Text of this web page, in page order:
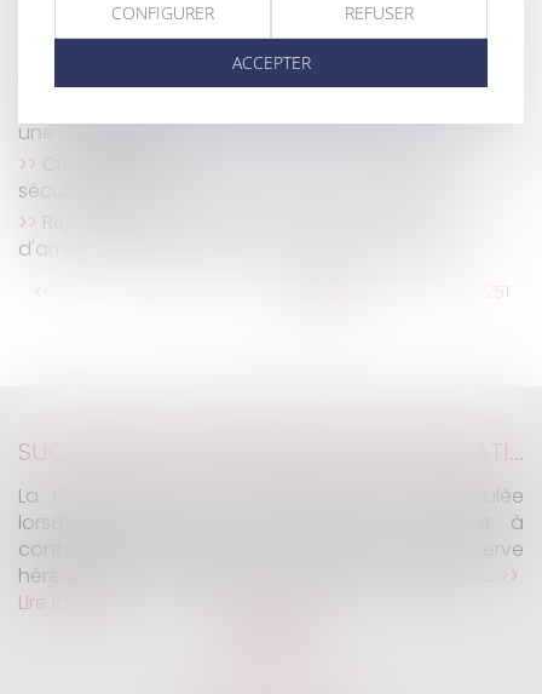
Adoption internationale : questions de procédure
Le forfait mobilités durables peut dès à présent
être mis en place par les entreprises
une négociation
Création d'entreprise : le choix du régime de
sécurité sociale
Reprise des délais d'instruction d'urbanisme,
d'aménagement et de construction au 24 mai
<< 251
SUCCESSION : UNE RÉVOCATION DE DONATION FRAUDULEUSE PEUT CONSTITUER UN RECEL SUCCESSORAL
La révocation d'une donation peut être annulée
lorsqu'elle poursuit un but illicite consistant à
contourner les règles protectrices de la réserve
héréditaire et de la réunion fictive des donations...
Lire la suite
CONFIGURER REFUSER
ACCEPTER